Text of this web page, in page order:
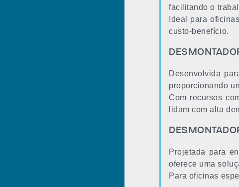
facilitando o
Ideal para
custo-benefício.
Desenvolvida
proporcionando
Com recursos
lidam com alta
Projetada para
oferece uma
Para oficinas